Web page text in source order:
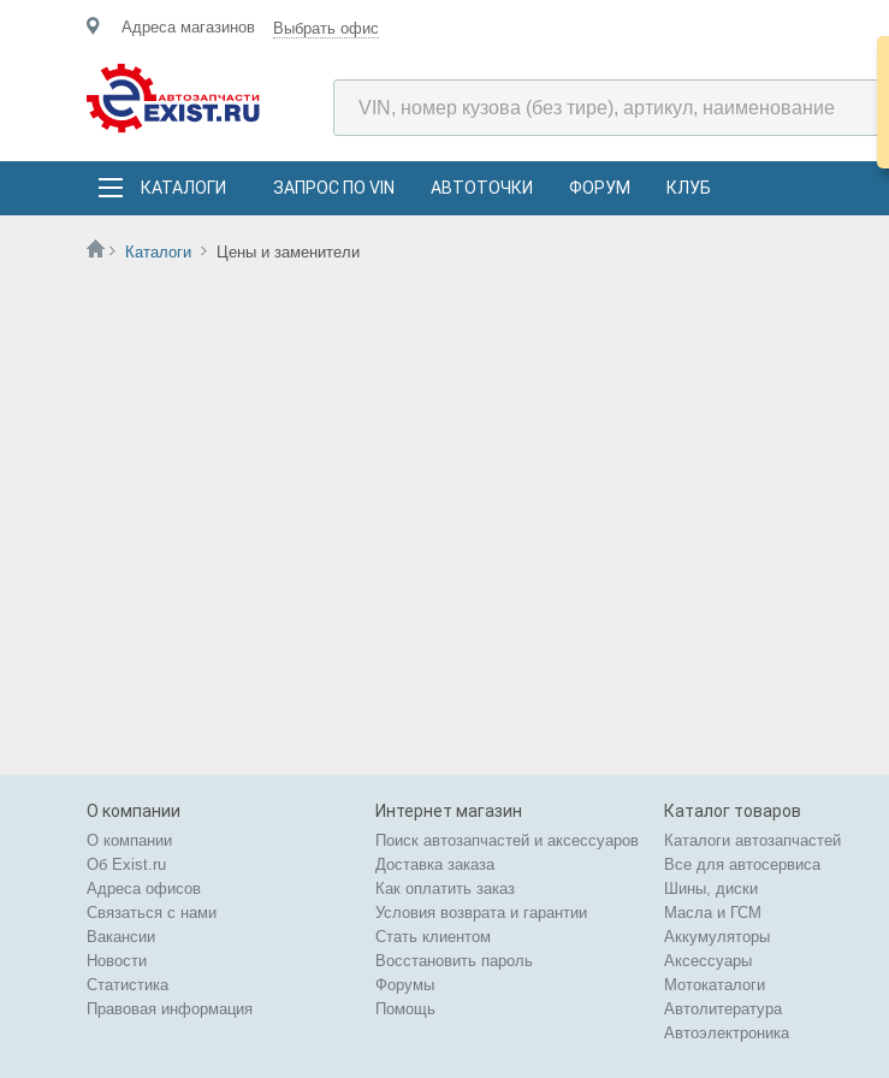
Адреса магазинов Выбрать офис
КАТАЛОГИ ЗАПРОС ПО VIN АВТОТОЧКИ ФОРУМ КЛУБ
Каталоги Цены и заменители
О компании
О компании
Об Exist.ru
Адреса офисов
Связаться с нами
Вакансии
Новости
Статистика
Правовая информация
Интернет магазин
Поиск автозапчастей и аксессуаров
Доставка заказа
Как оплатить заказ
Условия возврата и гарантии
Стать клиентом
Восстановить пароль
Форумы
Помощь
Каталог товаров
Каталоги автозапчастей
Все для автосервиса
Шины, диски
Масла и ГСМ
Аккумуляторы
Аксессуары
Мотокаталоги
Автолитература
Автоэлектроника